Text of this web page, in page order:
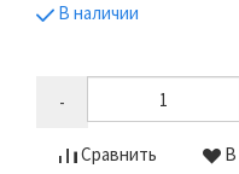
В наличии
-
Сравнить В